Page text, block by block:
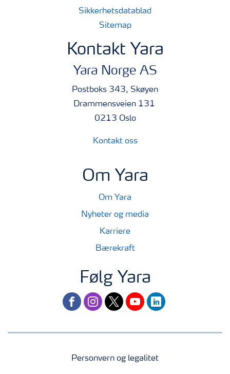
Sikkerhetsdatablad
Sitemap
Kontakt Yara
Yara Norge AS
Postboks 343, Skøyen
Drammensveien 131
0213 Oslo
Kontakt oss
Om Yara
Om Yara
Nyheter og media
Karriere
Bærekraft
Følg Yara
facebookinstagram
twitteryoutubelinkedin
Personvern og legalitet